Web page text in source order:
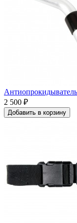
2 500 ₽
Добавить в корзину